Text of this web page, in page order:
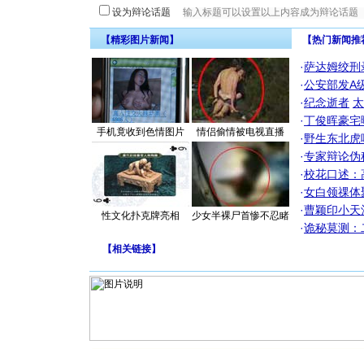
设为辩论话题
【精彩图片新闻】
手机竟收到色情图片 情侣偷情被电视直播
性文化扑克牌亮相 少女半裸尸首惨不忍睹
【热门新闻
·萨达姆绞刑
·公安部发A
·纪念逝者
·丁俊晖豪
·野生东北
·专家辩论伪
·校花口述：
·女白领祼体
·曹颖印小天
·诡秘莫测：
【相关链接】
你太多，